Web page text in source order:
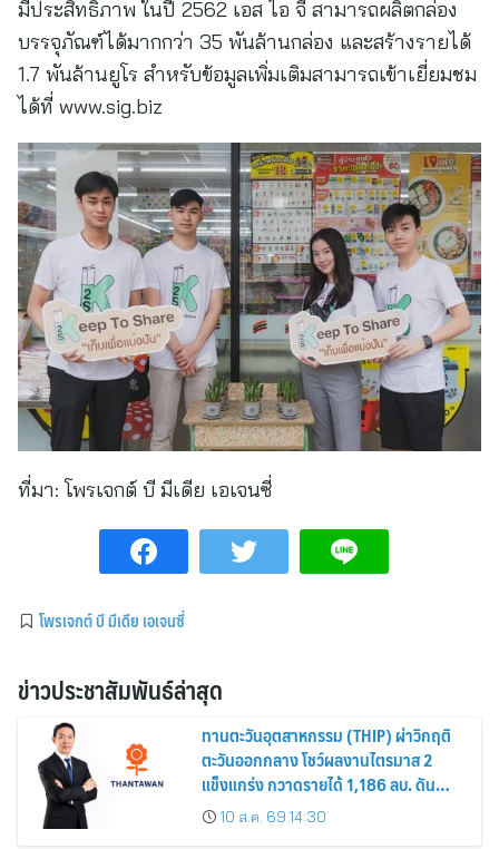
มีประสิทธิภาพ ในปี 2562 เอส ไอ จี สามารถผลิตกล่อง
บรรจุภัณฑ์ได้มากกว่า 35 พันล้านกล่อง และสร้างรายได้
1.7 พันล้านยูโร สำหรับข้อมูลเพิ่มเติมสามารถเข้าเยี่ยมชม
ได้ที่ www.sig.biz
ที่มา: โพรเจกต์ บี มีเดีย เอเจนซี่
โพรเจกต์ บี มีเดีย เอเจนซี่
ข่าวประชาสัมพันธ์ล่าสุด
ทานตะวันอุตสาหกรรม (THIP) ผ่าวิกฤติ
ตะวันออกกลาง โชว์ผลงานไตรมาส 2
แข็งแกร่ง กวาดรายได้ 1,186 ลบ. ดัน
กำไรเพิ่มขึ้น 26% พร้อมอนุมัติปันผล
ระหว่างกาล 0.55 บาท/หุ้น
10 ส.ค. 69 14:30